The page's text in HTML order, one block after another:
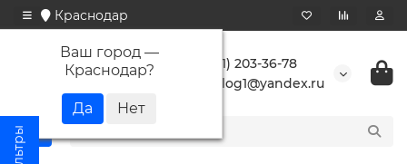
Краснодар
Ваш город —
Краснодар?
+7 (861) 203-36-78
buranlog1@yandex.ru